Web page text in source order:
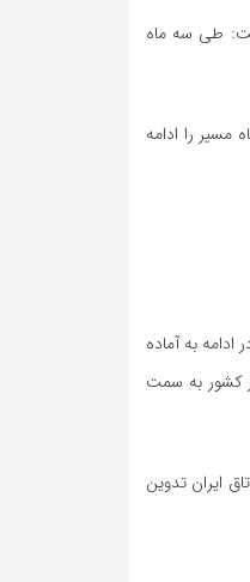
طی سه ماه
مسیر را ادامه
به آماده
کشور به سمت
ایران تدوین